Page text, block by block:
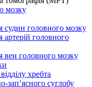
мозку
судин головного мозку
артерій головного
вен головного мозку
хребта
суглобу